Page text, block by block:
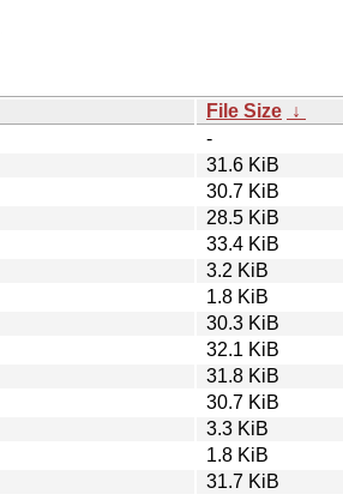
File Size ↓
-
31.6 KiB
30.7 KiB
28.5 KiB
33.4 KiB
3.2 KiB
1.8 KiB
30.3 KiB
32.1 KiB
31.8 KiB
30.7 KiB
3.3 KiB
1.8 KiB
31.7 KiB